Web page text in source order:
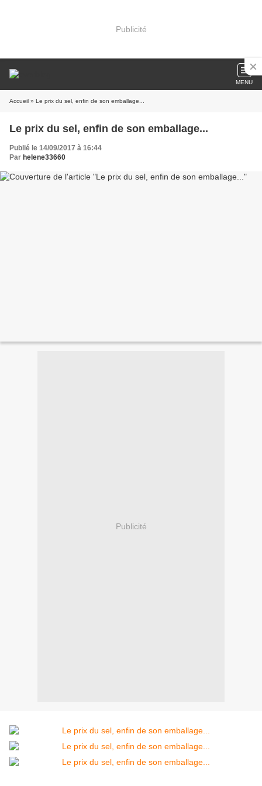
Publicité
MENU
Accueil » Le prix du sel, enfin de son emballage...
Le prix du sel, enfin de son emballage...
Publié le 14/09/2017 à 16:44
Par helene33660
Publicité